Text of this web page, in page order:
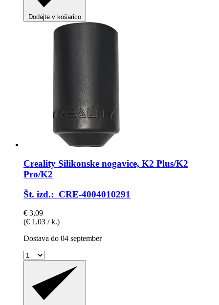
Dodajte v košarico
Creality Silikonske nogavice, K2 Plus/K2
Pro/K2
Št. izd.: CRE-4004010291
€ 3,09
(€ 1,03 / k.)
Dostava do 04 september